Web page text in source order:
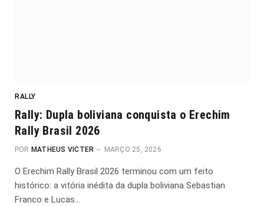
RALLY
Rally: Dupla boliviana conquista o Erechim
Rally Brasil 2026
POR MATHEUS VICTER MARÇO 25, 2026
O Erechim Rally Brasil 2026 terminou com um feito
histórico: a vitória inédita da dupla boliviana Sebastian
Franco e Lucas…